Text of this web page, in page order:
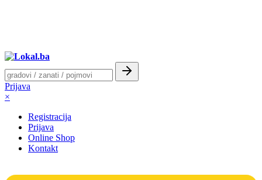
Prijava
×
Registracija
Prijava
Online Shop
Kontakt